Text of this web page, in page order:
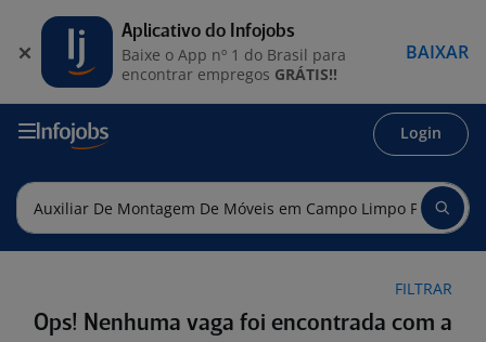
Login
FILTRAR
Ops! Nenhuma vaga foi encontrada com a
Aplicativo do Infojobs
Baixe o App nº 1 do Brasil para
encontrar empregos GRÁTIS!!
BAIXAR